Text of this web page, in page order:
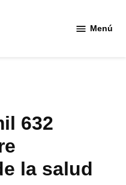
Menú
632
la salud